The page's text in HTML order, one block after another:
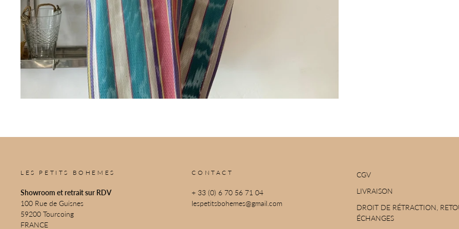
LES PETITS BOHEMES
Showroom et retrait sur RDV
100 Rue de Guisnes
59200 Tourcoing
FRANCE
CONTACT
+ 33 (0) 6 70 56 71 04
lespetitsbohemes@gmail.com
CGV
LIVRAISON
DROIT DE RÉTRACTION,
ÉCHANGES